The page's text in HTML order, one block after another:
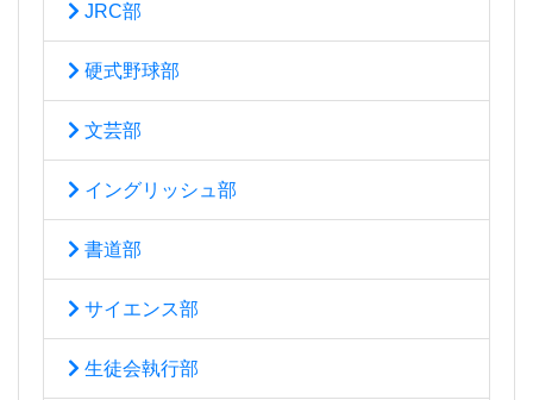
JRC部
硬式野球部
文芸部
イングリッシュ部
書道部
サイエンス部
生徒会執行部